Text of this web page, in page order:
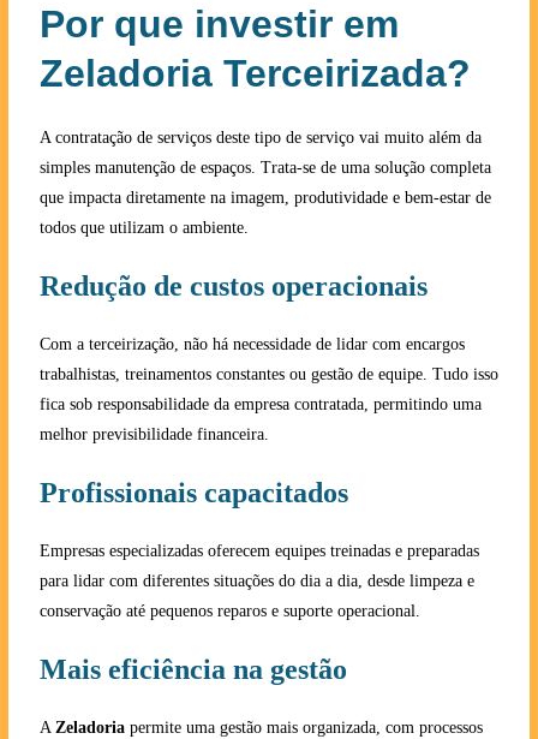
Por que investir em
Zeladoria Terceirizada?
A contratação de serviços deste tipo de serviço vai muito além da
simples manutenção de espaços. Trata-se de uma solução completa
que impacta diretamente na imagem, produtividade e bem-estar de
todos que utilizam o ambiente.
Redução de custos operacionais
Com a terceirização, não há necessidade de lidar com encargos
trabalhistas, treinamentos constantes ou gestão de equipe. Tudo isso
fica sob responsabilidade da empresa contratada, permitindo uma
melhor previsibilidade financeira.
Profissionais capacitados
Empresas especializadas oferecem equipes treinadas e preparadas
para lidar com diferentes situações do dia a dia, desde limpeza e
conservação até pequenos reparos e suporte operacional.
Mais eficiência na gestão
A Zeladoria permite uma gestão mais organizada, com processos